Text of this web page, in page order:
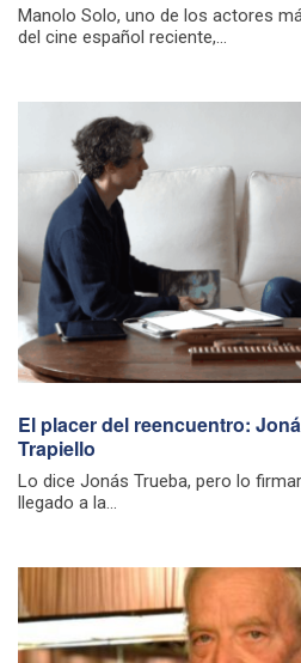
Manolo Solo, uno de los actores
del cine español reciente,...
El placer del reencuentro:
Trapiello
Lo dice Jonás Trueba, pero lo
llegado a la...